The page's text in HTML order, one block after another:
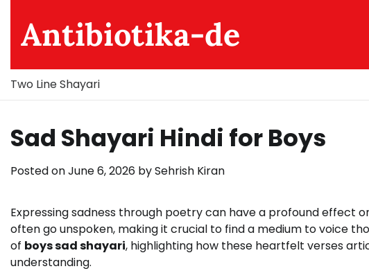
contentAntibiotika-de
Two Line Shayari
Sad Shayari Hindi for Boys
Posted onJune 6, 2026 bySehrish Kiran
Expressing sadness through poetry can have a profound effect
often go unspoken, making it crucial to find a medium to voice
of boys sad shayari, highlighting how these heartfelt verses
understanding.